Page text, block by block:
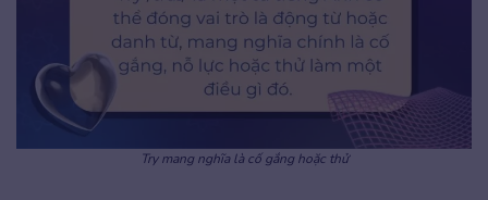
Try mang nghĩa là cố gắng hoặc thử